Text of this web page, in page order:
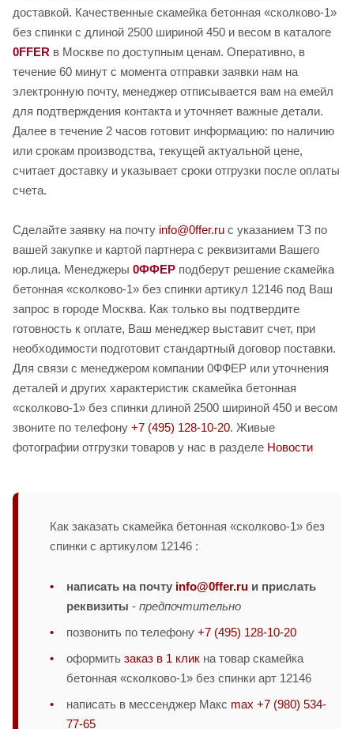
доставкой. Качественные скамейка бетонная «сколково-1»
без спинки с длиной 2500 шириной 450 и весом в каталоге
0FFER в Москве по доступным ценам. Оперативно, в
течение 60 минут с момента отправки заявки нам на
электронную почту, менеджер отписывается вам на емейл
для подтверждения контакта и уточняет важные детали.
Далее в течение 2 часов готовит информацию: по наличию
или срокам производства, текущей актуальной цене,
считает доставку и указывает сроки отгрузки после оплаты
счета.
Сделайте заявку на почту info@0ffer.ru с указанием ТЗ по
вашей закупке и картой партнера с реквизитами Вашего
юр.лица. Менеджеры 0ФФЕР подберут решение скамейка
бетонная «сколково-1» без спинки артикул 12146 под Ваш
запрос в городе Москва. Как только вы подтвердите
готовность к оплате, Ваш менеджер выставит счет, при
необходимости подготовит стандартный договор поставки.
Для связи с менеджером компании 0ФФЕР или уточнения
деталей и других характеристик скамейка бетонная
«сколково-1» без спинки длиной 2500 шириной 450 и весом
звоните по телефону +7 (495) 128-10-20. Живые
фотографии отгрузки товаров у нас в разделе Новости
Как заказать скамейка бетонная «сколково-1» без
спинки с артикулом 12146 :
написать на почту info@0ffer.ru и прислать
реквизиты - предпочтительно
позвонить по телефону +7 (495) 128-10-20
оформить заказ в 1 клик на товар скамейка
бетонная «сколково-1» без спинки арт 12146
написать в мессенджер Макс max +7 (980) 534-
77-65